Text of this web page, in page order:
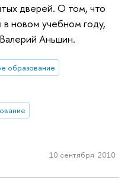
дверей. О том, что
новом учебном году,
Аньшин.
образование
10 сентября 2010